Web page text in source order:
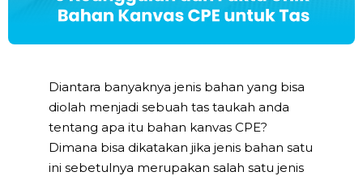
Diantara banyaknya jenis bahan yang bisa
diolah menjadi sebuah tas taukah anda
tentang apa itu bahan kanvas CPE?
Dimana bisa dikatakan jika jenis bahan satu
ini sebetulnya merupakan salah satu jenis